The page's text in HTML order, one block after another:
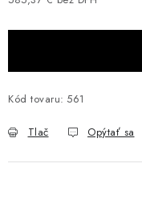
INÉ PRÍSLUŠENSTVO
YAMAHA GRIZZLY
Kód tovaru: 561
Tlač Opýtať sa